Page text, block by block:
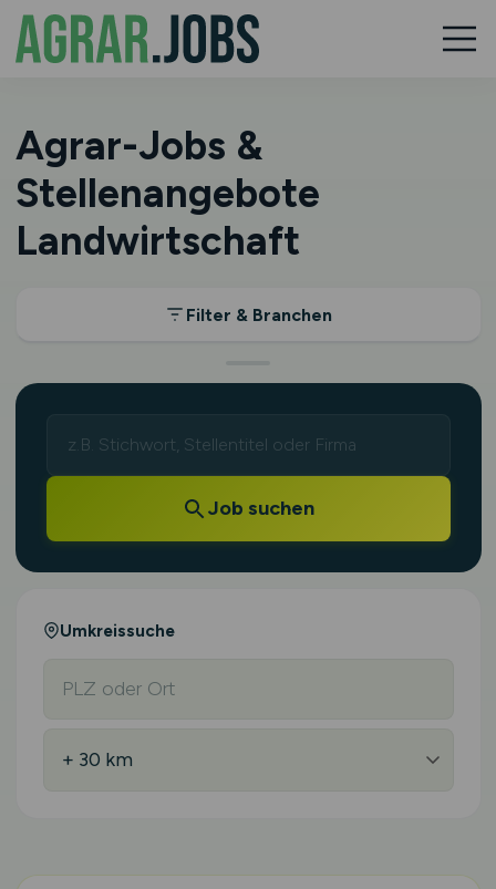
Agrar-Jobs &
Stellenangebote
Landwirtschaft
Filter & Branchen
Job suchen
Umkreissuche